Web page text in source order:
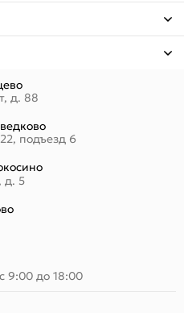
д. 88
подъезд 6
д. 5
9:00 до 18:00